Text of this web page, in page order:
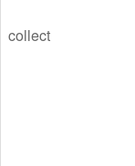
collect